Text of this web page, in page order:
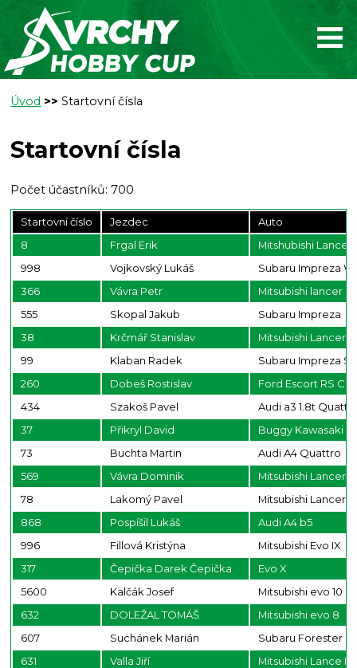
Úvod >> Startovní čísla
Startovní čísla
Počet účastníků: 700
Startovní číslo Jezdec
Auto
8
Frgal Erik
Mitshubishi Lancer
998
Vojkovský Lukáš
Subaru Impreza
366
Vávra Petr
Mitsubishi lancer
555
Skopal Jakub
Subaru Impreza
38
Krčmář Stanislav
Mitsubishi Lancer
99
Klaban Radek
Subaru Impreza
260
Dobeš Rostislav
Ford Escort RS
434
Szakoš Pavel
Audi a3 1.8t
37
Přikryl David
Buggy Kawasaki
73
Buchta Martin
Audi A4 Quattro
569
Vávra Dominik
Mitsubishi Lancer
78
Lakomý Pavel
Mitsubishi Lancer
868
Pospíšil Lukáš
Audi A4 b5
996
Fillová Kristýna
Mitsubishi Evo IX
317
Čepička Darek Čepička
Evo X
5600
Kalčák Josef
Mitsubishi evo 10
632
DOLEŽAL TOMÁŠ
Mitsubishi evo 8
607
Suchánek Marián
Subaru Forester
631
Valla Jiří
Mitsubishi Lance